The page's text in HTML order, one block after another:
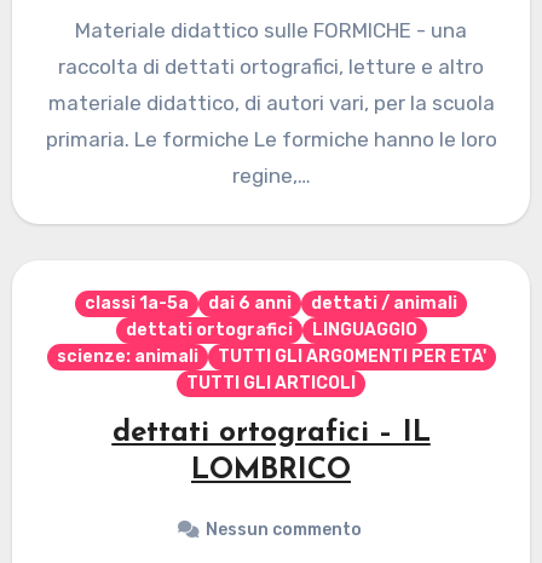
Materiale didattico sulle FORMICHE - una
raccolta di dettati ortografici, letture e altro
materiale didattico, di autori vari, per la scuola
primaria. Le formiche Le formiche hanno le loro
regine,…
classi 1a-5a dai 6 anni
dettati / animali
dettati ortografici
LINGUAGGIO
scienze: animali
TUTTI GLI ARGOMENTI PER ETA'
TUTTI GLI ARTICOLI
dettati ortografici – IL
LOMBRICO
Nessun commento